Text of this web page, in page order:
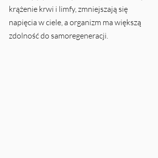
krążenie krwi i limfy, zmniejszają się
napięcia w ciele, a organizm ma większą
zdolność do samoregeneracji.